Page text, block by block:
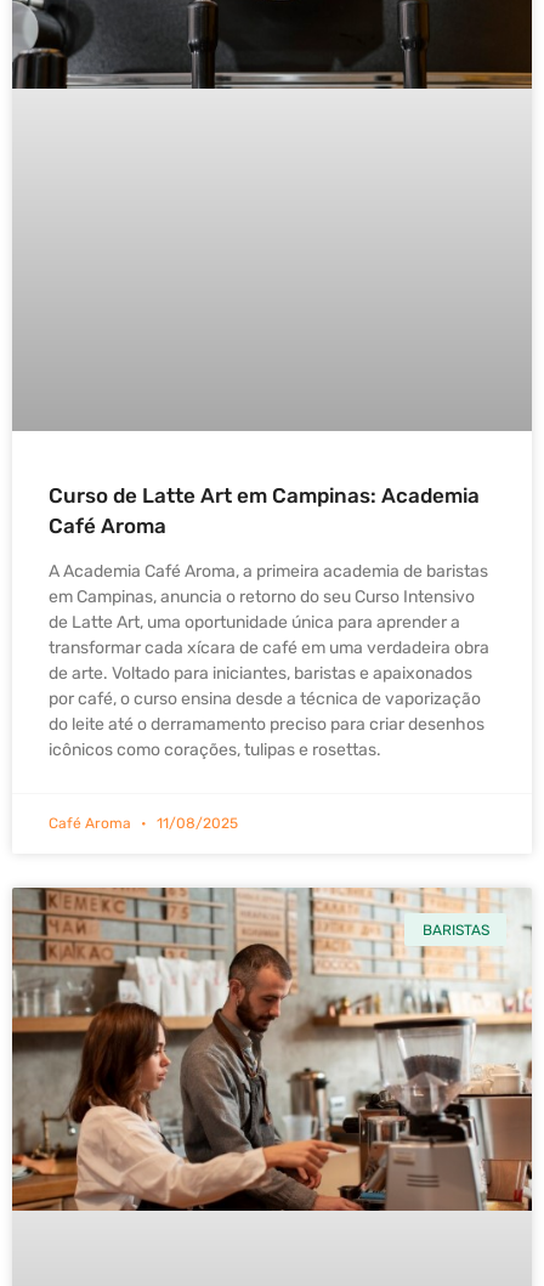
Curso de Latte Art em Campinas: Academia
Café Aroma
A Academia Café Aroma, a primeira academia de baristas
em Campinas, anuncia o retorno do seu Curso Intensivo
de Latte Art, uma oportunidade única para aprender a
transformar cada xícara de café em uma verdadeira obra
de arte. Voltado para iniciantes, baristas e apaixonados
por café, o curso ensina desde a técnica de vaporização
do leite até o derramamento preciso para criar desenhos
icônicos como corações, tulipas e rosettas.
Café Aroma 11/08/2025
BARISTAS